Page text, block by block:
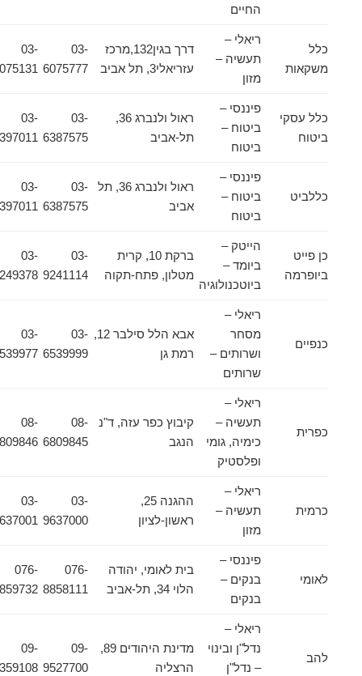
החיים
משקאות
ריאלי –
תעשיה –
דרך בגין132,מרכז
עזריאלי3, תל אביב
03-
6075777
6075131
כלל עסקי
ביטוח
פיננסי –
ביטוח –
ביטוח
ראול ולנברג 36,
תל-אביב
6387575
6397011
כללביט
פיננסי –
ביטוח –
ביטוח
ראול ולנברג 36, תל
אביב
03-
6387575
6397011
כן פייט
ביופרמה
הייטק –
ביומד –
ביוטכנולוגיה
ברקת 10, קרית
מטלון, פתח-תקוה
9241114
9249378
כנפיים
ריאלי –
מסחר
ושרותים –
שרותים
אבא הלל סילבר 12,
רמת גן
03-
6539999
6539977
כפרית
ריאלי –
תעשיה –
כימיה, גומי
ופלסטיק
קיבוץ כפר עזה, ד"נ
הנגב
08-
6809845
6809846
כרמית
ריאלי –
תעשיה –
ההגנה 25,
ראשון-לציון
9637000
9637001
לאומי
פיננסי –
בנקים –
בנקים
בית לאומי, יהודה
הלוי 34, תל-אביב
076-
8858111
076-
8859732
ריאלי –
נדל"ן ובינוי
– נדל"ן
מדינת היהודים 89,
הרצליה
09-
9527700
8359108